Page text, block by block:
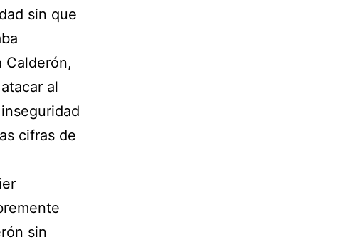
sin que
Calderón,
al
cifras de
sin